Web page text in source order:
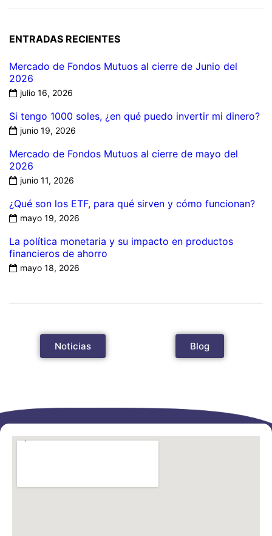
ENTRADAS RECIENTES
Mercado de Fondos Mutuos al cierre de Junio del
2026
julio 16, 2026
Si tengo 1000 soles, ¿en qué puedo invertir mi dinero?
junio 19, 2026
Mercado de Fondos Mutuos al cierre de mayo del
2026
junio 11, 2026
¿Qué son los ETF, para qué sirven y cómo funcionan?
mayo 19, 2026
La política monetaria y su impacto en productos
financieros de ahorro
mayo 18, 2026
Noticias Blog